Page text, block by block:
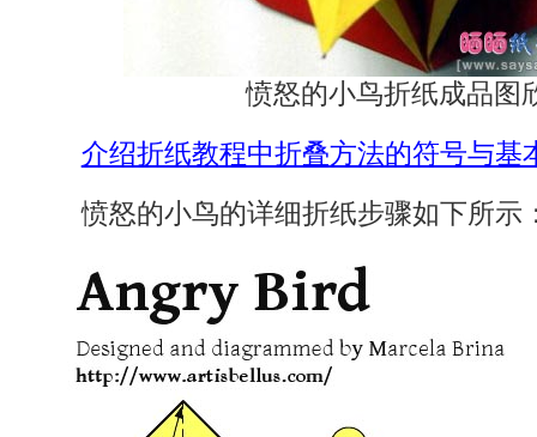
愤怒的小鸟折纸成品图
介绍折纸教程中折叠方法的符号与基
愤怒的小鸟的详细折纸步骤如下所示